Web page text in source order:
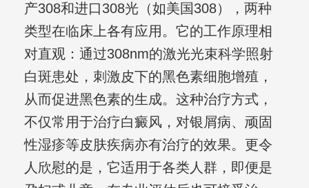
产308和进口308光（如美国308），两种
类型在临床上各有应用。它的工作原理相
对直观：通过308nm的激光光束科学照射
白斑患处，刺激皮下的黑色素细胞增殖，
从而促进黑色素的生成。这种治疗方式，
不仅常用于治疗白癜风，对银屑病、顽固
性湿疹等皮肤疾病亦有治疗的效果。更令
人欣慰的是，它适用于各类人群，即便是